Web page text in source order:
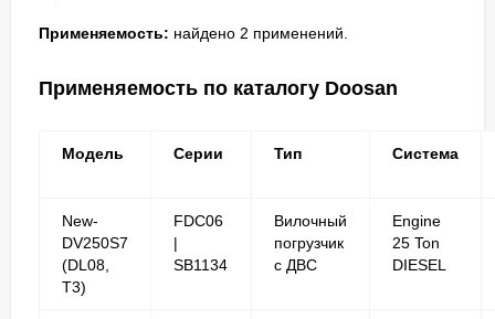
Применяемость: найдено 2 применений.
Применяемость по каталогу Doosan
Модель Серии Тип Система
New-
DV250S7
(DL08,
T3)
FDC06
|
SB1134
Вилочный
погрузчик
с ДВС
Engine
25 Ton
DIESEL